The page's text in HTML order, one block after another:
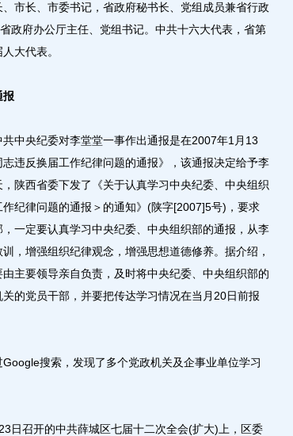
市长、市委书记，省政府秘书长、党组成员兼省行政
政府办公厅主任、党组书记。中共十六大代表，省第
大代表。
报
央纪委对李堂堂一事作出通报是在2007年1月13
违反换届工作纪律问题的通报》，该通报决定给予李
陕西省委下发了《关于认真学习中央纪委、中央组织
纪律问题的通报＞的通知》(陕字[2007]5号)，要求
一定要认真学习中央纪委、中央组织部的通报，从李
，增强组织纪律观念，增强思想道德修养。据介绍，
主要领导亲自负责，及时将中央纪委、中央组织部的
的党员干部，并要把传达学习情况在当月20日前报
搜索，发现了多个党政机关及企事业单位学习
召开的中共薛城区七届十二次全会(扩大)上，区委